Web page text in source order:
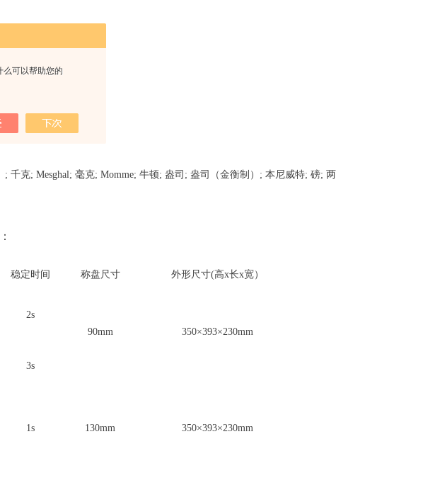
么可以帮助您的
克; Mesghal; 毫克; Momme; 牛顿; 盎司; 盎司（金衡制）; 本尼威特; 磅; 两
稳定时间 称盘尺寸
外形尺寸(高x长x宽）
2s
90mm
350×393×230mm
3s
1s 130mm 350×393×230mm